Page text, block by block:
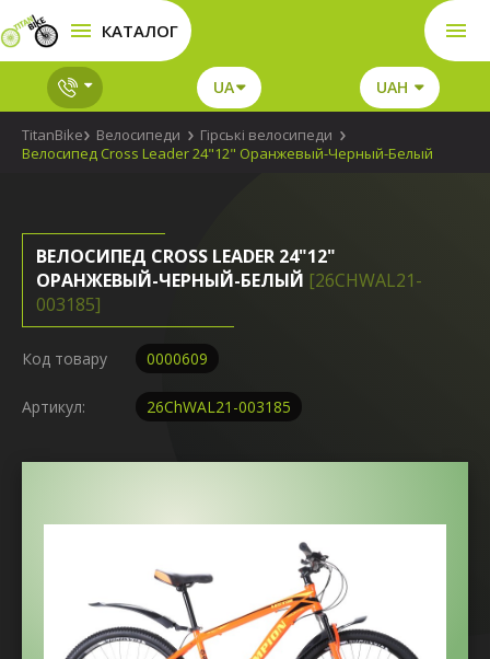
КАТАЛОГ
UA UAH
TitanBike Велосипеди
Гірські велосипеди
Велосипед Cross Leader 24"12" Оранжевый-Черный-Белый
ВЕЛОСИПЕД CROSS LEADER 24"12"
ОРАНЖЕВЫЙ-ЧЕРНЫЙ-БЕЛЫЙ [26CHWAL21-
003185]
Код товару 0000609
Артикул: 26ChWAL21-003185